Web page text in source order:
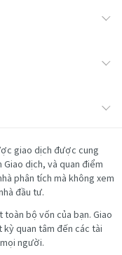
giao dịch được cung
dịch, và quan điểm
phân tích mà không xem
đầu tư.
bộ vốn của bạn. Giao
quan tâm đến các tài
người.